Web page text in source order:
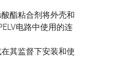
酯粘合剂将外壳和
电路中使用的连
其监督下安装和使